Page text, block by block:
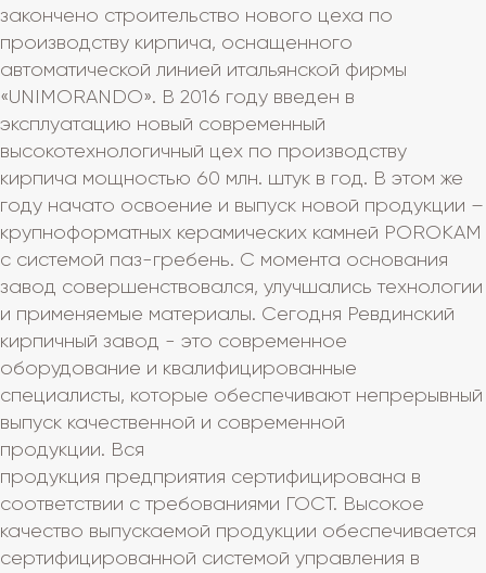
закончено строительство нового цеха по
производству кирпича, оснащенного
автоматической линией итальянской фирмы
«UNIMORANDO». В 2016 году введен в
эксплуатацию новый современный
высокотехнологичный цех по производству
кирпича мощностью 60 млн. штук в год. В этом же
году начато освоение и выпуск новой продукции –
крупноформатных керамических камней POROKAM
с системой паз-гребень. С момента основания
завод совершенствовался, улучшались технологии
и применяемые материалы. Сегодня Ревдинский
кирпичный завод - это современное
оборудование и квалифицированные
специалисты, которые обеспечивают непрерывный
выпуск качественной и современной
продукции. Вся
продукция предприятия сертифицирована в
соответствии с требованиями ГОСТ. Высокое
качество выпускаемой продукции обеспечивается
сертифицированной системой управления в